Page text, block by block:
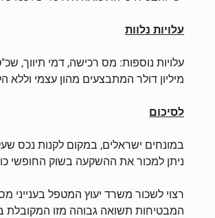
עלויות נלוות
מיליון דולר המתבצעים מהון עצמי וללא הלוואות בנק. עלות הגשת דו"ח
לסיכום
ניתן למכור את ההשקעה בשוק החופשי כולל בישראל. מס רווחי הון
רצוי לשכור משרד יעוץ המטפל בענייני
המבטיחות תשואה גבוהה מזו המקובלת